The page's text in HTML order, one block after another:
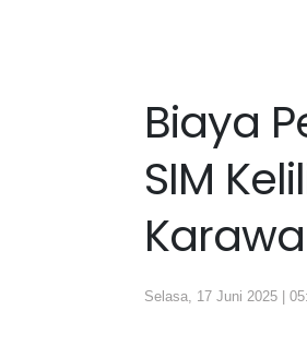
Biaya
SIM
Selasa, 17 Juni 2025 |